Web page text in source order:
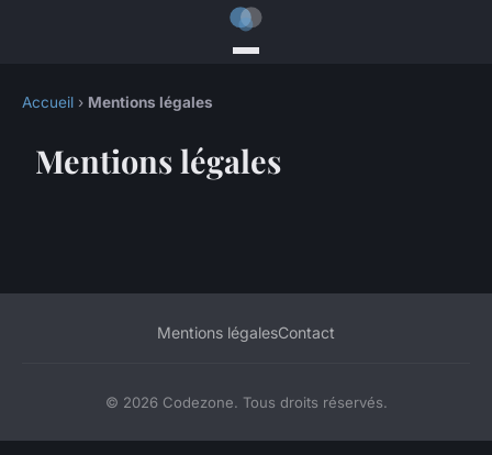
Accueil › Mentions légales
Mentions légales
Mentions légalesContact
© 2026 Codezone. Tous droits réservés.